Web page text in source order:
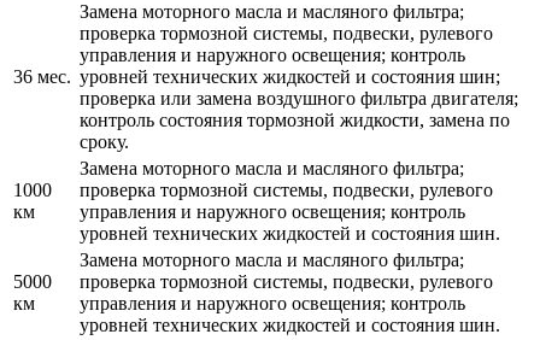
36 мес.
Замена моторного масла и масляного фильтра;
проверка тормозной системы, подвески, рулевого
управления и наружного освещения; контроль
уровней технических жидкостей и состояния шин;
проверка или замена воздушного фильтра двигателя;
контроль состояния тормозной жидкости, замена по
сроку.
1000
км
Замена моторного масла и масляного фильтра;
проверка тормозной системы, подвески, рулевого
управления и наружного освещения; контроль
уровней технических жидкостей и состояния шин.
5000
км
Замена моторного масла и масляного фильтра;
проверка тормозной системы, подвески, рулевого
управления и наружного освещения; контроль
уровней технических жидкостей и состояния шин.